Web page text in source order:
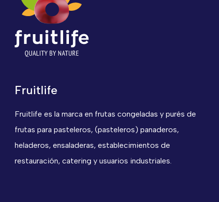
Fruitlife
Fruitlife es la marca en frutas congeladas y purés de
frutas para pasteleros, (pasteleros) panaderos,
heladeros, ensaladeras, establecimientos de
restauración, catering y usuarios industriales.